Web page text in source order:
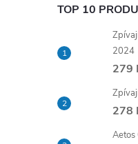
P
o
s
t
TOP 10
2024
279
278
Aetos